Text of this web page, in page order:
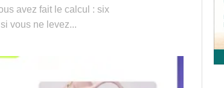
avez fait le calcul : six
vous ne levez...